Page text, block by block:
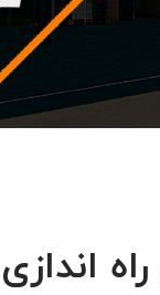
راه